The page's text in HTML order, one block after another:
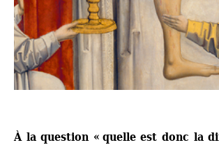
À la question « quelle est donc la